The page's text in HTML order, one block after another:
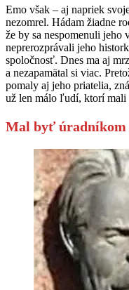
Emo však – aj napriek
nezomrel. Hádam žiadne
že by sa nespomenuli jeho
neprerozprávali jeho
spoločnosť. Dnes ma aj
a nezapamätal si viac.
pomaly aj jeho priatelia,
už len málo ľudí, ktorí mali
Mal byť úradníkom